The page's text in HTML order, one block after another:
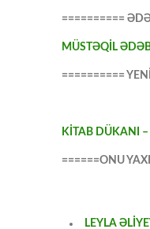
==========
MÜSTƏQİL
==========
KİTAB DÜKANI
======ONU
LEYLA